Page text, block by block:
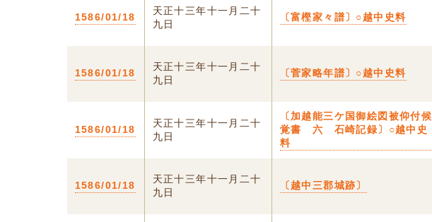
1586/01/18
天正十三年十一月二十
九日
〔富樫家々譜〕○越中史料
1586/01/18
天正十三年十一月二十
九日
〔菅家略年譜〕○越中史料
1586/01/18
天正十三年十一月二十
九日
〔加越能三ケ国御絵図被仰付候
覚書 六 石崎記録〕○越中史
料
1586/01/18
天正十三年十一月二十
九日
〔越中三郡城跡〕